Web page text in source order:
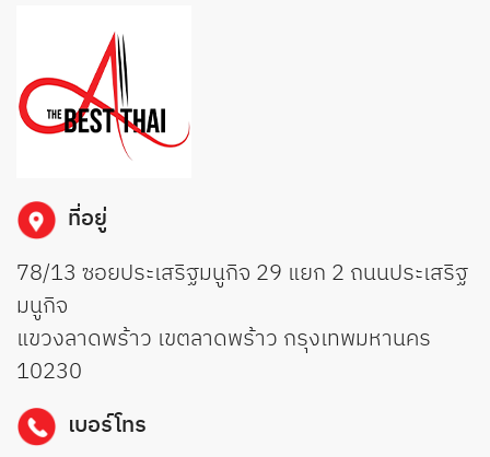
ที่อยู่
78/13 ซอยประเสริฐมนูกิจ 29 แยก 2 ถนนประเสริฐ
มนูกิจ
แขวงลาดพร้าว เขตลาดพร้าว กรุงเทพมหานคร
10230
เบอร์โทร